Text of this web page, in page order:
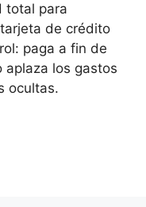
total para
de crédito
paga a fin de
aplaza los gastos
ocultas.